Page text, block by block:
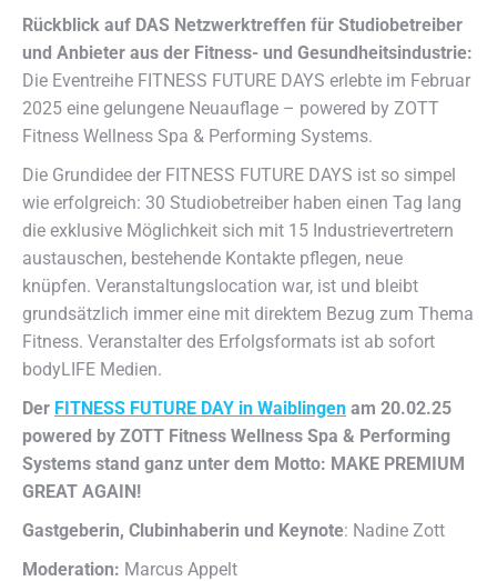
Rückblick auf DAS Netzwerktreffen für Studiobetreiber
und Anbieter aus der Fitness- und Gesundheitsindustrie:
Die Eventreihe FITNESS FUTURE DAYS erlebte im Februar
2025 eine gelungene Neuauflage – powered by ZOTT
Fitness Wellness Spa & Performing Systems.
Die Grundidee der FITNESS FUTURE DAYS ist so simpel
wie erfolgreich: 30 Studiobetreiber haben einen Tag lang
die exklusive Möglichkeit sich mit 15 Industrievertretern
austauschen, bestehende Kontakte pflegen, neue
knüpfen. Veranstaltungslocation war, ist und bleibt
grundsätzlich immer eine mit direktem Bezug zum Thema
Fitness. Veranstalter des Erfolgsformats ist ab sofort
bodyLIFE Medien.
Der FITNESS FUTURE DAY in Waiblingen am 20.02.25
powered by ZOTT Fitness Wellness Spa & Performing
Systems stand ganz unter dem Motto: MAKE PREMIUM
GREAT AGAIN!
Gastgeberin, Clubinhaberin und Keynote: Nadine Zott
Moderation: Marcus Appelt